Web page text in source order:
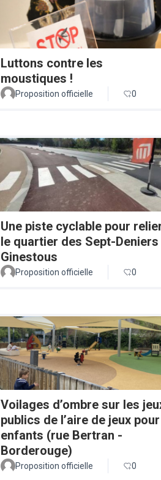
Luttons contre les
moustiques !
Proposition officielle 0
Une piste cyclable pour
le quartier des Sept-Deniers
Ginestous
Proposition officielle 0
Voilages d’ombre sur les
publics de l’aire de jeux pour
enfants (rue Bertran -
Borderouge)
Proposition officielle 0